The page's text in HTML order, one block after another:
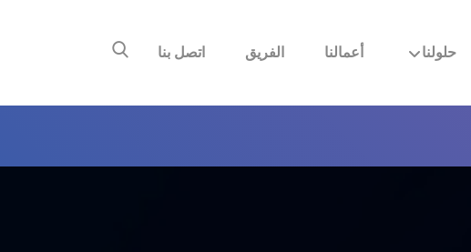
حلولنا أعمالنا الفريق اتصل بنا